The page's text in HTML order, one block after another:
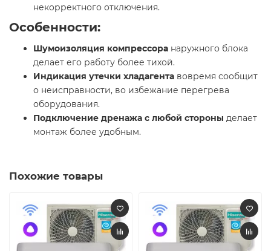
некорректного отключения.
Особенности:
Шумоизоляция компрессора наружного блока
делает его работу более тихой.
Индикация утечки хладагента вовремя сообщит
о неисправности, во избежание перегрева
оборудования.
Подключение дренажа с любой стороны делает
монтаж более удобным.
Похожие товары